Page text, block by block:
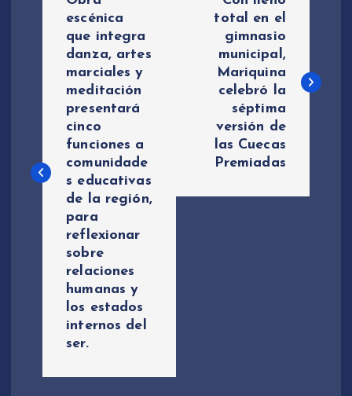
a
d
escénica
que integra
danza, artes
marciales y
meditación
presentará
cinco
funciones a
comunidade
s educativas
de la región,
para
reflexionar
sobre
relaciones
humanas y
los estados
internos del
ser.
total en el
gimnasio
municipal,
Mariquina
celebró la
séptima
versión de
las Cuecas
Premiadas